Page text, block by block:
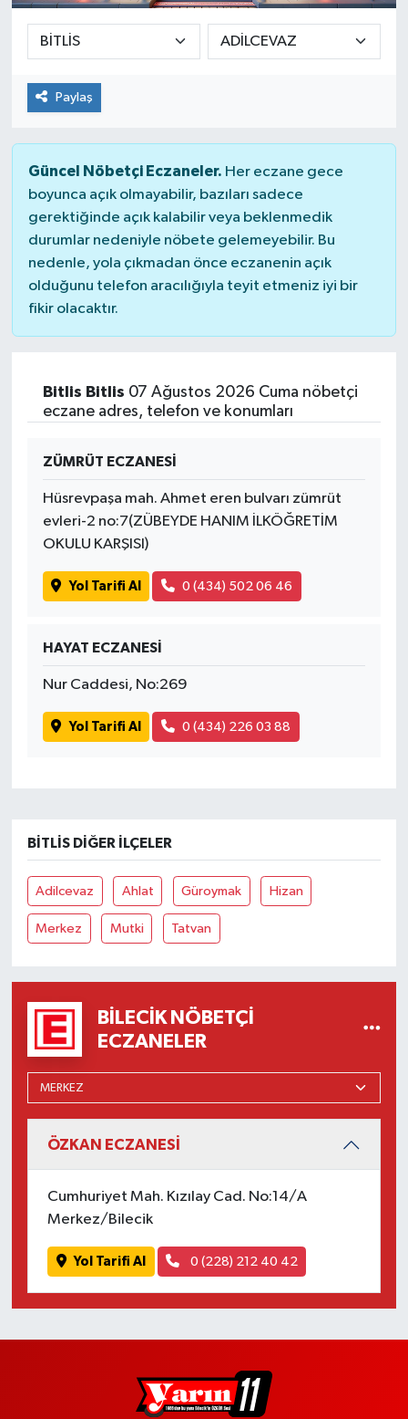
Paylaş
Güncel Nöbetçi Eczaneler. Her eczane gece
boyunca açık olmayabilir, bazıları sadece
gerektiğinde açık kalabilir veya beklenmedik
durumlar nedeniyle nöbete gelemeyebilir. Bu
nedenle, yola çıkmadan önce eczanenin açık
olduğunu telefon aracılığıyla teyit etmeniz iyi bir
fikir olacaktır.
Bitlis Bitlis 07 Ağustos 2026 Cuma nöbetçi
eczane adres, telefon ve konumları
ZÜMRÜT ECZANESİ
Hüsrevpaşa mah. Ahmet eren bulvarı zümrüt
evleri-2 no:7(ZÜBEYDE HANIM İLKÖĞRETİM
OKULU KARŞISI)
Yol Tarifi Al 0 (434) 502 06 46
HAYAT ECZANESİ
Nur Caddesi, No:269
Yol Tarifi Al 0 (434) 226 03 88
BITLIS DIĞER İLÇELER
Adilcevaz Ahlat Güroymak Hizan
Merkez Mutki Tatvan
BILECIK NÖBETÇI
ECZANELER
ÖZKAN ECZANESİ
Cumhuriyet Mah. Kızılay Cad. No:14/A
Merkez/Bilecik
Yol Tarifi Al 0 (228) 212 40 42